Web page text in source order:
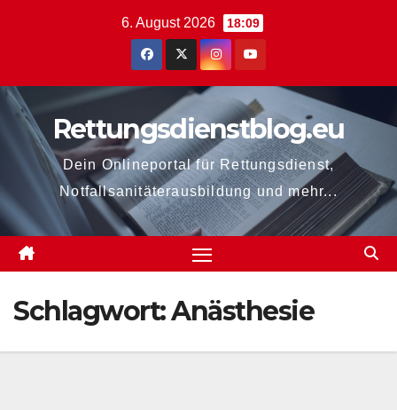
6. August 2026 18:09
Rettungsdienstblog.eu
Dein Onlineportal für Rettungsdienst,
Notfallsanitäterausbildung und mehr...
Schlagwort:Anästhesie